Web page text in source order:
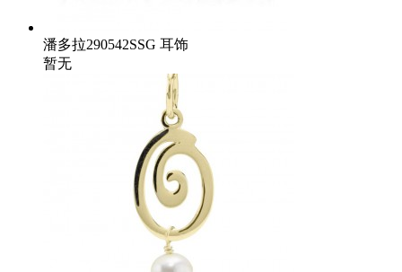
潘多拉290542SSG 耳饰
暂无